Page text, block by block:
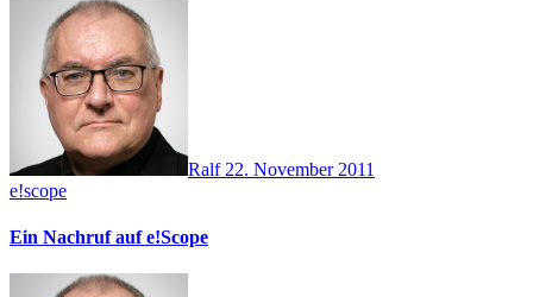
Ralf 22. November 2011
e!scope
Ein Nachruf auf e!Scope